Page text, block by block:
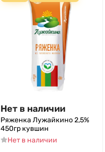
Нет в наличии
Ряженка Лужайкино 2,5%
450гр кувшин
Нет в наличии